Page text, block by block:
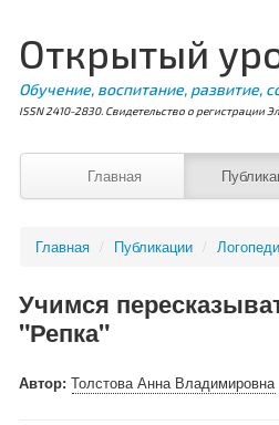
Открытый
Обучение, воспитание, развитие,
ISSN 2410-2830. Свидетельство о регистрации
Главная
Главная / Публикации /
Учимся
"Репка"
Автор:Толстова Анна Владимировна